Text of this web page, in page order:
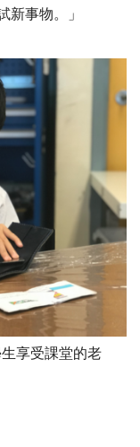
新事物。」
生享受課堂的老